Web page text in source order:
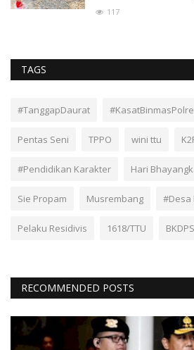
117
TAGS
#TanggapDaurat
Pentas Seni TPPO wini ttu
#Pendidikan Karakter Hari
Sie Propam Musrembang #Desa
Pelaku Residivis 1618/TTU
RECOMMENDED POSTS